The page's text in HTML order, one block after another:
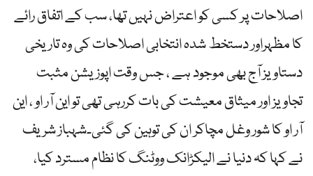
اصلاحات پر کسی کو اعتراض نہیں تھا، سب کے اتفاق رائے
کا مظہراور دستخط شدہ انتخابی اصلاحات کی وہ تاریخی
دستاویز آج بھی موجود ہے ، جس وقت اپوزیشن مثبت
تجاویز اور میثاق معیشت کی بات کررہی تھی تو این آر او ، این
آر او کا شور وغل مچاکر ان کی توہین کی گئی۔شہباز شریف
نے کہا کہ دنیا نے الیکڑانک ووٹنگ کا نظام مسترد کیا،